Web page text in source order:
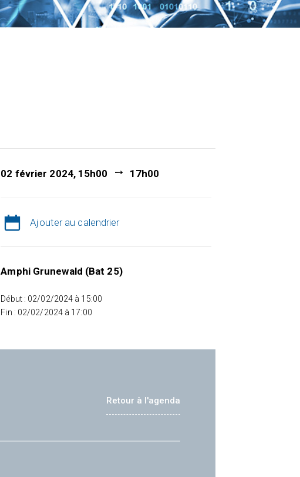
02 février 2024, 15h00 17h00
Ajouter au calendrier
Amphi Grunewald (Bat 25)
Début : 02/02/2024 à 15:00
Fin : 02/02/2024 à 17:00
Retour à l'agenda